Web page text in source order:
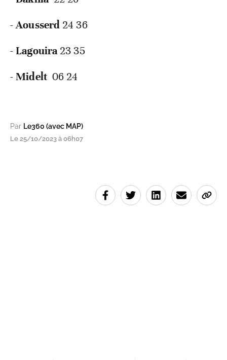
-Aousserd 24 36
-Lagouira23 35
-Midelt06 24
Par Le360 (avec MAP)
Le 25/10/2023 à 06h07